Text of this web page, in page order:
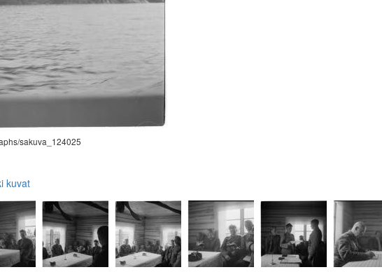
sakuva_124025
kuvat